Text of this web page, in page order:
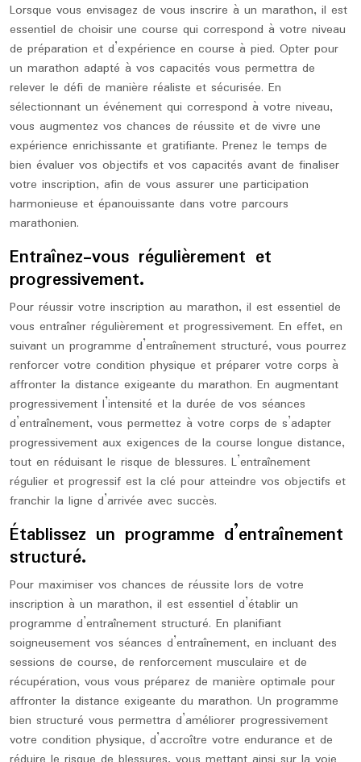
Lorsque vous envisagez de vous inscrire à un marathon, il est
essentiel de choisir une course qui correspond à votre niveau
de préparation et d’expérience en course à pied. Opter pour
un marathon adapté à vos capacités vous permettra de
relever le défi de manière réaliste et sécurisée. En
sélectionnant un événement qui correspond à votre niveau,
vous augmentez vos chances de réussite et de vivre une
expérience enrichissante et gratifiante. Prenez le temps de
bien évaluer vos objectifs et vos capacités avant de finaliser
votre inscription, afin de vous assurer une participation
harmonieuse et épanouissante dans votre parcours
marathonien.
Entraînez-vous régulièrement et
progressivement.
Pour réussir votre inscription au marathon, il est essentiel de
vous entraîner régulièrement et progressivement. En effet, en
suivant un programme d’entraînement structuré, vous pourrez
renforcer votre condition physique et préparer votre corps à
affronter la distance exigeante du marathon. En augmentant
progressivement l’intensité et la durée de vos séances
d’entraînement, vous permettez à votre corps de s’adapter
progressivement aux exigences de la course longue distance,
tout en réduisant le risque de blessures. L’entraînement
régulier et progressif est la clé pour atteindre vos objectifs et
franchir la ligne d’arrivée avec succès.
Établissez un programme d’entraînement
structuré.
Pour maximiser vos chances de réussite lors de votre
inscription à un marathon, il est essentiel d’établir un
programme d’entraînement structuré. En planifiant
soigneusement vos séances d’entraînement, en incluant des
sessions de course, de renforcement musculaire et de
récupération, vous vous préparez de manière optimale pour
affronter la distance exigeante du marathon. Un programme
bien structuré vous permettra d’améliorer progressivement
votre condition physique, d’accroître votre endurance et de